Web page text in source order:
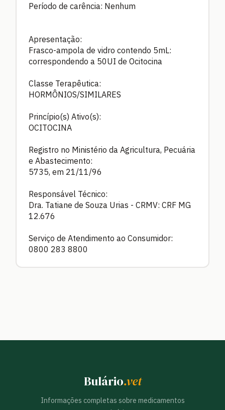
Período de carência: Nenhum
Apresentação:
Frasco-ampola de vidro contendo 5mL:
correspondendo a 50UI de Ocitocina
Classe Terapêutica:
HORMÔNIOS/SIMILARES
Princípio(s) Ativo(s):
OCITOCINA
Registro no Ministério da Agricultura, Pecuária
e Abastecimento:
5735, em 21/11/96
Responsável Técnico:
Dra. Tatiane de Souza Urias - CRMV: CRF MG
12.676
Serviço de Atendimento ao Consumidor:
0800 283 8800
Bulário.vet
Informações completas sobre medicamentos